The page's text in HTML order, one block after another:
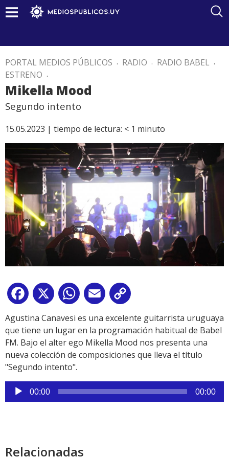
PORTAL MEDIOS PÚBLICOS . RADIO . RADIO BABEL .
ESTRENO .
Mikella Mood
Segundo intento
15.05.2023 | tiempo de lectura: < 1 minuto
Facebook
X WhatsApp
Email
Link
Agustina Canavesi es una excelente guitarrista uruguaya
que tiene un lugar en la programación habitual de Babel
FM. Bajo el alter ego Mikella Mood nos presenta una
nueva colección de composiciones que lleva el título
"Segundo intento".
Reproductor
de
00:00 00:00
Relacionadas